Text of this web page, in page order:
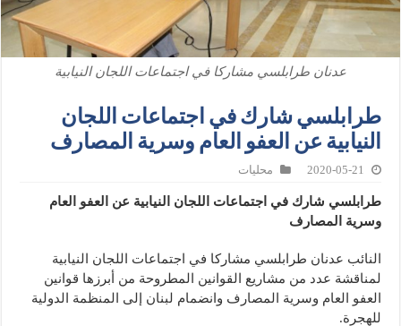
عدنان طرابلسي مشاركا في اجتماعات اللجان النيابية
طرابلسي شارك في اجتماعات اللجان
النيابية عن العفو العام وسرية المصارف
2020-05-21 محليات
طرابلسي شارك في اجتماعات اللجان النيابية عن العفو العام
وسرية المصارف
النائب عدنان طرابلسي مشاركا في اجتماعات اللجان النيابية
لمناقشة عدد من مشاريع القوانين المطروحة من أبرزها قوانين
العفو العام وسرية المصارف وانضمام لبنان إلى المنظمة الدولية
للهجرة.